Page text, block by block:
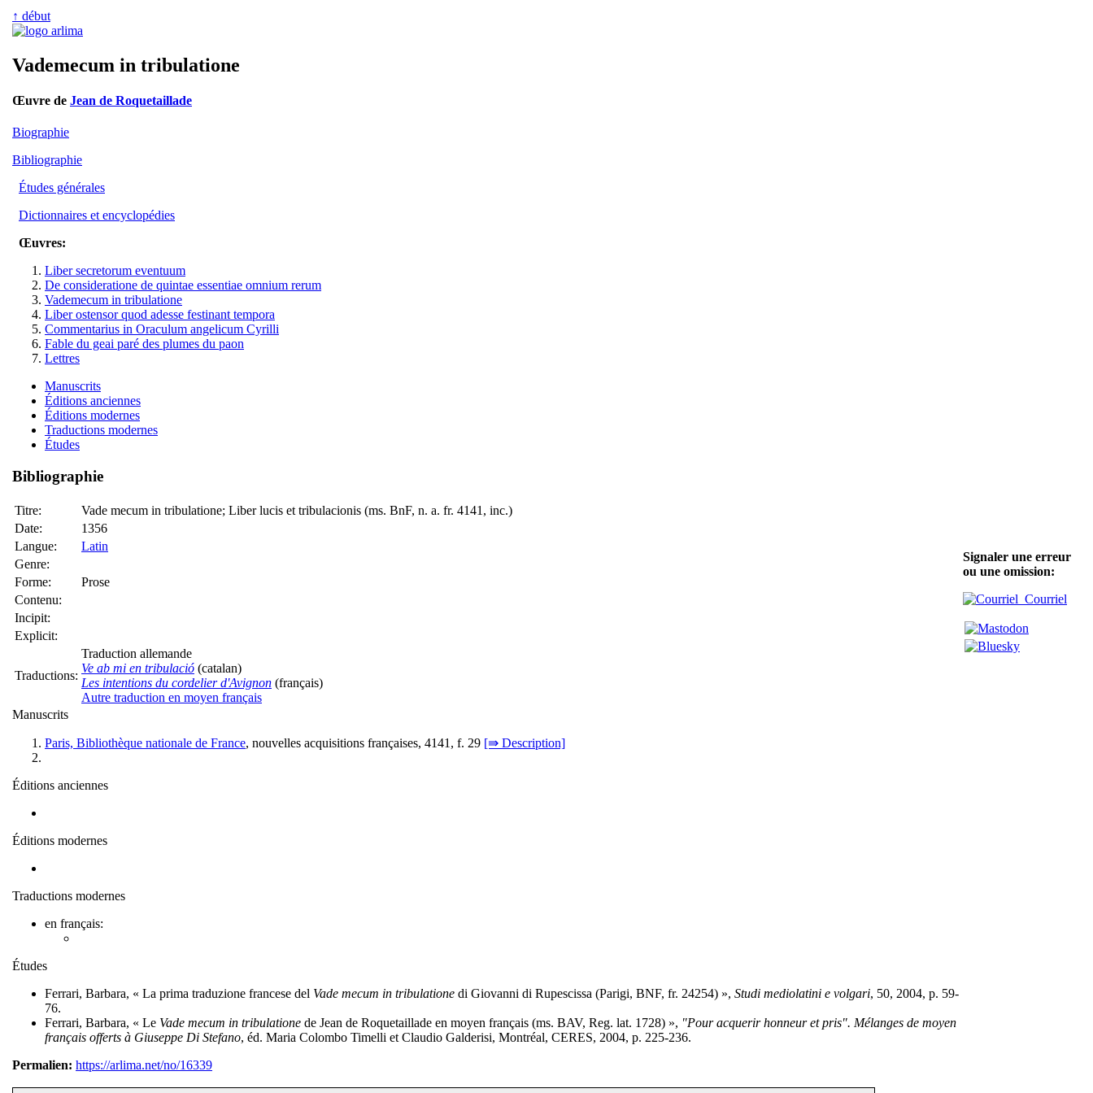
↑ début
Vademecum in tribulatione
Œuvre de Jean de Roquetaillade
Biographie
Bibliographie
Études générales
Dictionnaires et encyclopédies
Œuvres:
Liber secretorum eventuum
De consideratione de quintae essentiae omnium rerum
Vademecum in tribulatione
Liber ostensor quod adesse festinant tempora
Commentarius in Oraculum angelicum Cyrilli
Fable du geai paré des plumes du paon
Lettres
Manuscrits
Éditions anciennes
Éditions modernes
Traductions modernes
Études
Bibliographie
Titre:
Vade mecum in tribulatione; Liber lucis et tribulacionis (ms. BnF, n. a. fr. 4141, inc.)
Date:
1356
Langue:
Latin
Genre:
Forme:
Prose
Contenu:
Incipit:
Explicit:
Traductions:
Traduction allemande
Ve ab mi en tribulació (catalan)
Les intentions du cordelier d'Avignon (français)
Autre traduction en moyen français
Manuscrits
Paris, Bibliothèque nationale de France, nouvelles acquisitions françaises, 4141, f. 29 [⇛ Description]
Éditions anciennes
Éditions modernes
Traductions modernes
en français:
Études
Ferrari, Barbara, « La prima traduzione francese del Vade mecum in tribulatione di Giovanni di Rupescissa (Parigi, BNF, fr. 24254) », Studi mediolatini e volgari, 50, 2004, p. 59-
76.
Ferrari, Barbara, « Le Vade mecum in tribulatione de Jean de Roquetaillade en moyen français (ms. BAV, Reg. lat. 1728) », "Pour acquerir honneur et pris". Mélanges de moyen
français offerts à Giuseppe Di Stefano, éd. Maria Colombo Timelli et Claudio Galderisi, Montréal, CERES, 2004, p. 225-236.
Permalien: https://arlima.net/no/16339
Signaler une erreur
ou une omission:
Courriel